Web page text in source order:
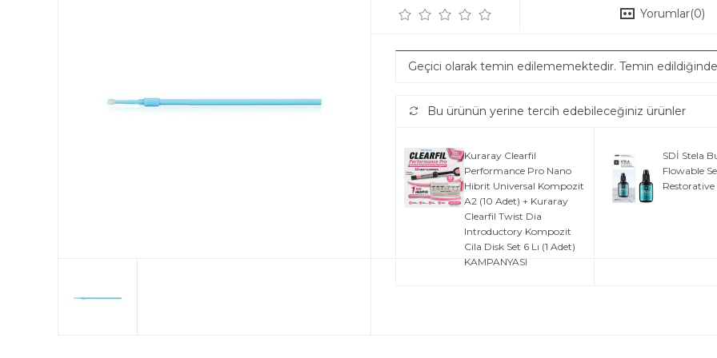
Yorumlar(0)
Geçici olarak temin edilememektedir. Temin edildiğinde
Bu ürünün yerine tercih edebileceğiniz ürünler
Kuraray Clearfil
Performance Pro Nano
Hibrit Universal Kompozit
A2 (10 Adet) + Kuraray
Clearfil Twist Dia
Introductory Kompozit
Cila Disk Set 6 Lı (1 Adet)
KAMPANYASI
SDİ Stela
Flowable